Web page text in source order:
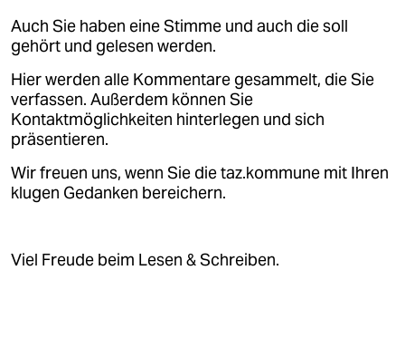
epaper login
Auch Sie haben eine Stimme und auch die soll
gehört und gelesen werden.
Hier werden alle Kommentare gesammelt, die Sie
verfassen. Außerdem können Sie
Kontaktmöglichkeiten hinterlegen und sich
präsentieren.
Wir freuen uns, wenn Sie die taz.kommune mit Ihren
klugen Gedanken bereichern.
Viel Freude beim Lesen & Schreiben.